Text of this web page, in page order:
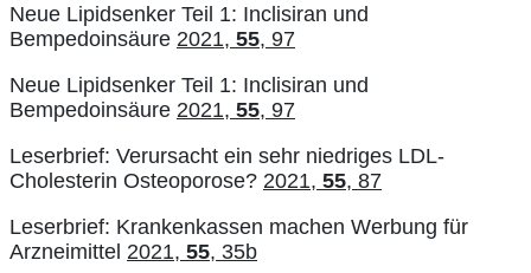
Neue Lipidsenker Teil 1: Inclisiran und
Bempedoinsäure 2021, 55, 97
Neue Lipidsenker Teil 1: Inclisiran und
Bempedoinsäure 2021, 55, 97
Leserbrief: Verursacht ein sehr niedriges LDL-
Cholesterin Osteoporose? 2021, 55, 87
Leserbrief: Krankenkassen machen Werbung für
Arzneimittel 2021, 55, 35b